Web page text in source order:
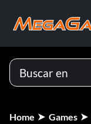
Home Games